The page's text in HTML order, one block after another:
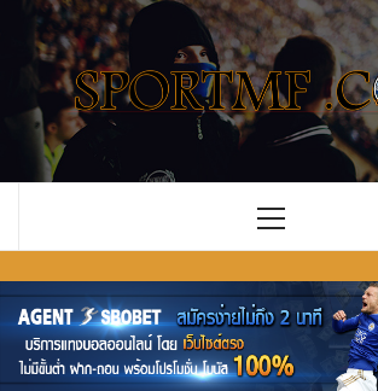
content
ร
ฟุ
อัพ
ทั้ง
ต่า
เว็บไซต์ ข่าวสารในวงการกีฬาลู
ต่างประเทศ ที่จะคอยอัพเดตข่าว
ซื้อขายนักเตะ คอบอลอย่างคุณ
Primary
Menu